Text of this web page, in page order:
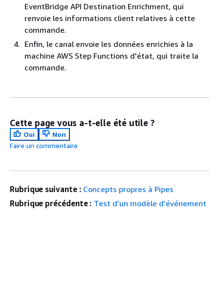
EventBridge API Destination Enrichment, qui
renvoie les informations client relatives à cette
commande.
Enfin, le canal envoie les données enrichies à la
machine AWS Step Functions d'état, qui traite la
commande.
Cette page vous a-t-elle été utile ?
Oui
Non
Faire un commentaire
Rubrique suivante : Concepts propres à Pipes
Rubrique précédente : Test d’un modèle d’événement